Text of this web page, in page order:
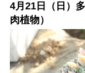
4月21日（日）
肉植物）